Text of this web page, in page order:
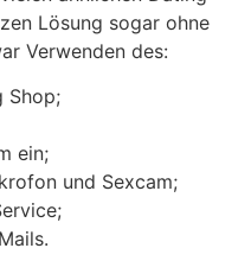
Lösung sogar ohne
Verwenden des:
Shop;
ein;
und Sexcam;